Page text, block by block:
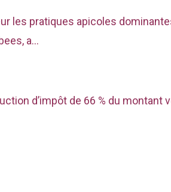
les pratiques apicoles
a…
d’impôt de 66 % du